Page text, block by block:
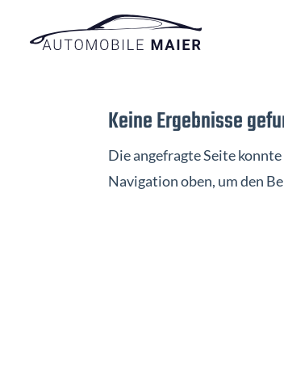
Keine Ergebnisse
Die angefragte Seite
Navigation oben, um den